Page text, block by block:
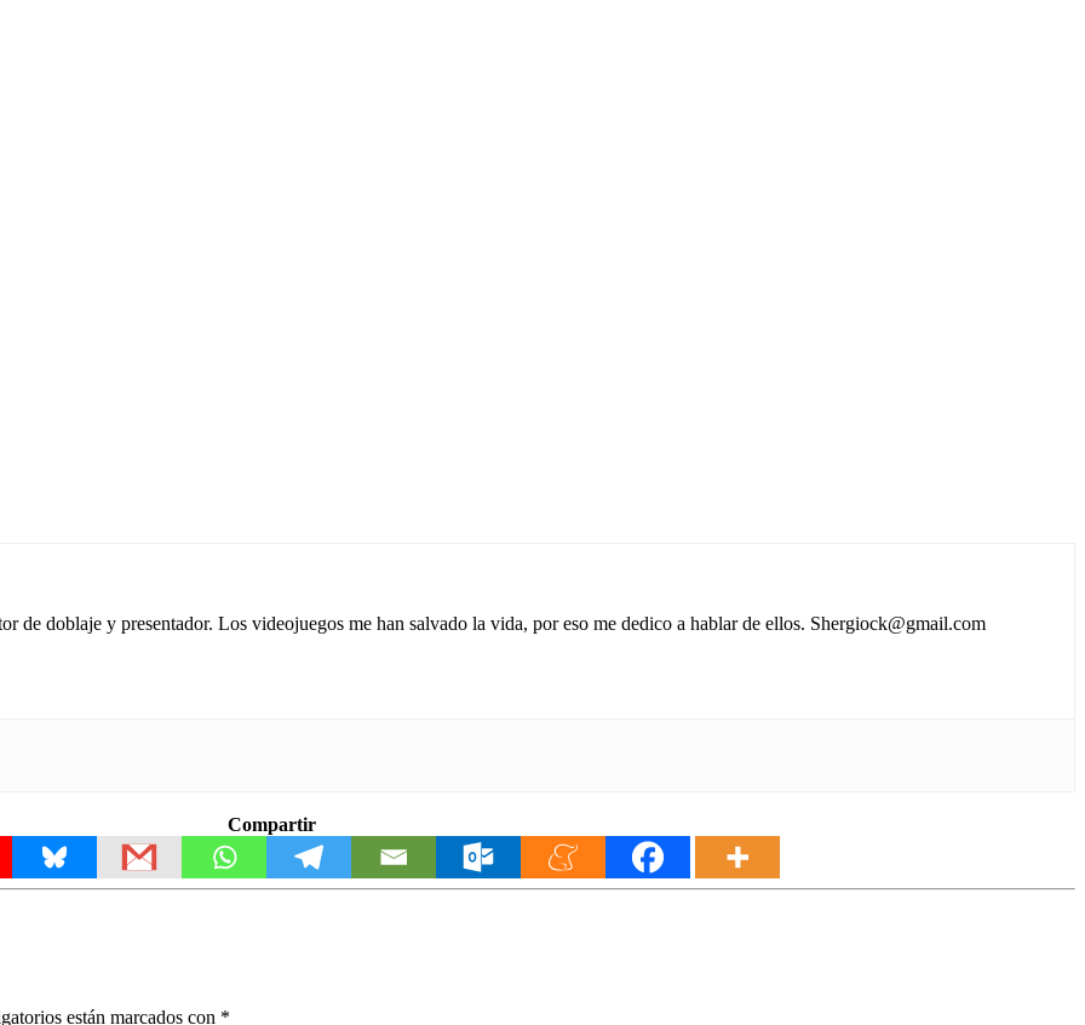
de doblaje y presentador. Los videojuegos me han salvado la vida, por eso me dedico a hablar de ellos. Shergiock@gmail.com
Compartir
están marcados con *